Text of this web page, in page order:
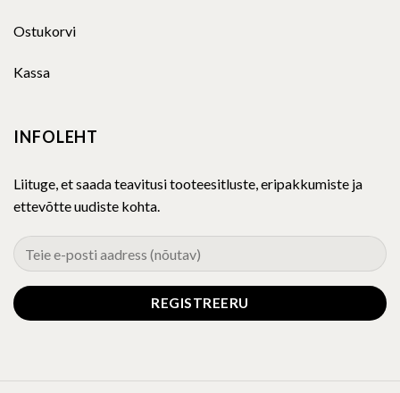
Ostukorvi
Kassa
INFOLEHT
Liituge, et saada teavitusi tooteesitluste, eripakkumiste ja
ettevõtte uudiste kohta.